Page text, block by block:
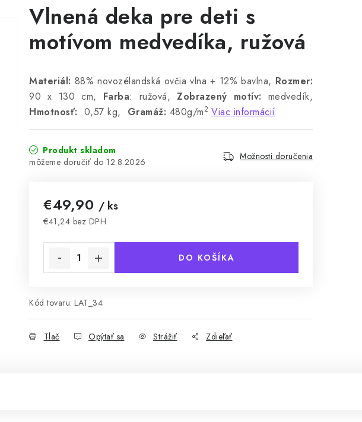
Vlnená deka pre deti s
motívom medvedíka, ružová
Materiál: 88% novozélandská ovčia vlna + 12% bavlna, Rozmer:
90 x 130 cm, Farba: ružová, Zobrazený motív: medvedík,
Hmotnosť: 0,57 kg, Gramáž: 480g/m2 Viac informácií
Produkt skladom
12.8.2026
Možnosti doručenia
€49,90 / ks
€41,24 bez DPH
DO KOŠÍKA
Kód tovaru: LAT_34
Tlač Opýtať sa Strážiť Zdieľať